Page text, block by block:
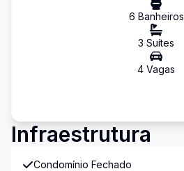
6 Banheiros
3 Suítes
4 Vagas
Infraestrutura
Condomínio Fechado